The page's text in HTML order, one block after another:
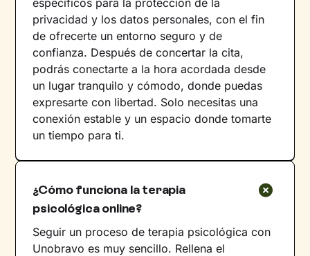
privacidad y los datos personales, con el fin
de ofrecerte un entorno seguro y de
confianza. Después de concertar la cita,
podrás conectarte a la hora acordada desde
un lugar tranquilo y cómodo, donde puedas
expresarte con libertad. Solo necesitas una
conexión estable y un espacio donde tomarte
un tiempo para ti.
¿Cómo funciona la terapia
psicológica online?
Seguir un proceso de terapia psicológica con
Unobravo es muy sencillo. Rellena el